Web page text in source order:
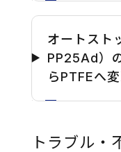
オートスト
PP25Ad）
らPTFEへ
トラブル・